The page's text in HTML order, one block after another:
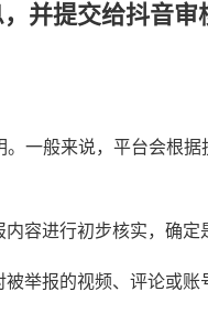
并提交给抖音审
一般来说，平台会根
容进行初步核实，确定
举报的视频、评论或账